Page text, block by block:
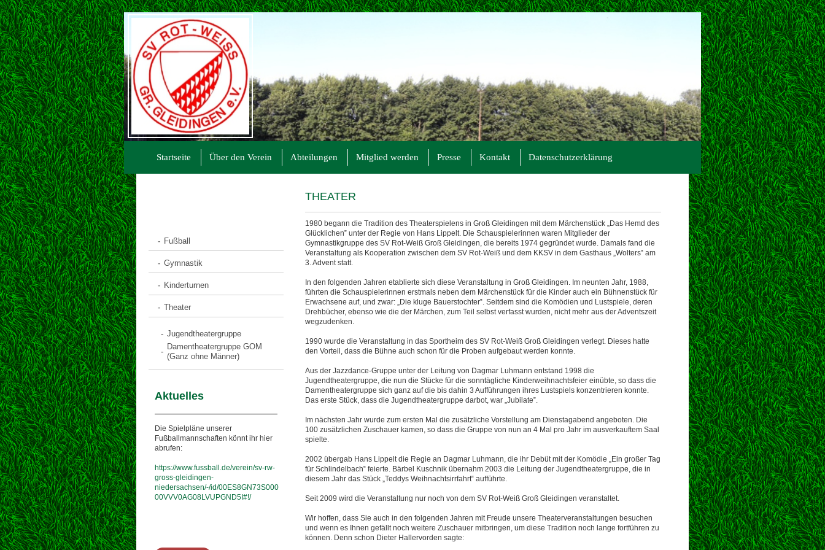
Startseite Über den Verein Abteilungen Mitglied werden Presse Kontakt Datenschutzerklärung
Fußball
Gymnastik
Kinderturnen
Theater
Jugendtheatergruppe
Damentheatergruppe GOM
(Ganz ohne Männer)
Aktuelles
Die Spielpläne unserer
Fußballmannschaften könnt ihr hier
abrufen:
https://www.fussball.de/verein/sv-rw-
gross-gleidingen-
niedersachsen/-/id/00ES8GN73S000
00VVV0AG08LVUPGND5I#!/
THEATER
1980 begann die Tradition des Theaterspielens in Groß Gleidingen mit dem Märchenstück „Das Hemd des
Glücklichen‟ unter der Regie von Hans Lippelt. Die Schauspielerinnen waren Mitglieder der
Gymnastikgruppe des SV Rot-Weiß Groß Gleidingen, die bereits 1974 gegründet wurde. Damals fand die
Veranstaltung als Kooperation zwischen dem SV Rot-Weiß und dem KKSV in dem Gasthaus „Wolters‟ am
3. Advent statt.
In den folgenden Jahren etablierte sich diese Veranstaltung in Groß Gleidingen. Im neunten Jahr, 1988,
führten die Schauspielerinnen erstmals neben dem Märchenstück für die Kinder auch ein Bühnenstück für
Erwachsene auf, und zwar: „Die kluge Bauerstochter‟. Seitdem sind die Komödien und Lustspiele, deren
Drehbücher, ebenso wie die der Märchen, zum Teil selbst verfasst wurden, nicht mehr aus der Adventszeit
wegzudenken.
1990 wurde die Veranstaltung in das Sportheim des SV Rot-Weiß Groß Gleidingen verlegt. Dieses hatte
den Vorteil, dass die Bühne auch schon für die Proben aufgebaut werden konnte.
Aus der Jazzdance-Gruppe unter der Leitung von Dagmar Luhmann entstand 1998 die
Jugendtheatergruppe, die nun die Stücke für die sonntägliche Kinderweihnachtsfeier einübte, so dass die
Damentheatergruppe sich ganz auf die bis dahin 3 Aufführungen ihres Lustspiels konzentrieren konnte.
Das erste Stück, dass die Jugendtheatergruppe darbot, war „Jubilate‟.
Im nächsten Jahr wurde zum ersten Mal die zusätzliche Vorstellung am Dienstagabend angeboten. Die
100 zusätzlichen Zuschauer kamen, so dass die Gruppe von nun an 4 Mal pro Jahr im ausverkauftem Saal
spielte.
2002 übergab Hans Lippelt die Regie an Dagmar Luhmann, die ihr Debüt mit der Komödie „Ein großer Tag
für Schlindelbach‟ feierte. Bärbel Kuschnik übernahm 2003 die Leitung der Jugendtheatergruppe, die in
diesem Jahr das Stück „Teddys Weihnachtsirrfahrt‟ aufführte.
Seit 2009 wird die Veranstaltung nur noch von dem SV Rot-Weiß Groß Gleidingen veranstaltet.
Wir hoffen, dass Sie auch in den folgenden Jahren mit Freude unsere Theaterveranstaltungen besuchen
und wenn es Ihnen gefällt noch weitere Zuschauer mitbringen, um diese Tradition noch lange fortführen zu
können. Denn schon Dieter Hallervorden sagte: